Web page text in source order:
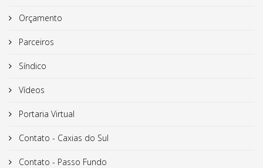
Orçamento
Parceiros
Síndico
Vídeos
Portaria Virtual
Contato - Caxias do Sul
Contato - Passo Fundo